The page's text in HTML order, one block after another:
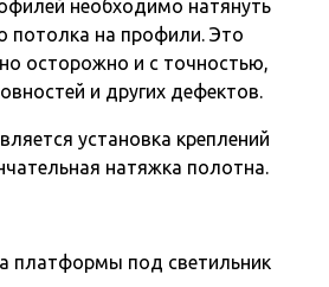
необходимо натянуть
потолка на профили. Это
осторожно и с точностью,
и других дефектов.
установка креплений
натяжка полотна.
платформы под светильник